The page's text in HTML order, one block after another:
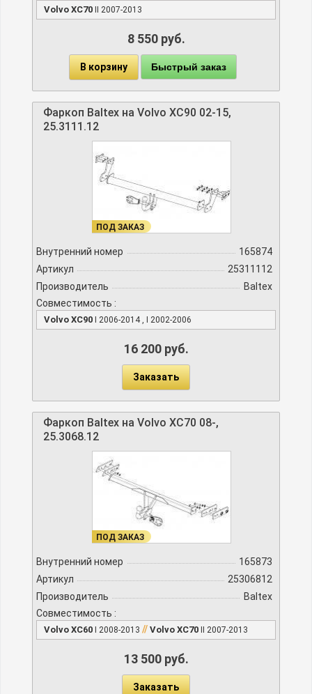
Volvo XC70 II 2007-2013
8 550 руб.
В корзину Быстрый заказ
Фаркоп Baltex на Volvo XC90 02-15,
25.3111.12
ПОД ЗАКАЗ
Внутренний номер
165874
Артикул
25311112
Производитель
Baltex
Совместимость :
Volvo XC90 I 2006-2014 , I 2002-2006
16 200 руб.
Заказать
Фаркоп Baltex на Volvo XC70 08-,
25.3068.12
ПОД ЗАКАЗ
Внутренний номер
165873
Артикул
25306812
Производитель
Baltex
Совместимость :
Volvo XC60 I 2008-2013 // Volvo XC70 II 2007-2013
13 500 руб.
Заказать